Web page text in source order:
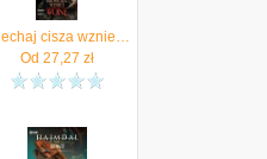
I niechaj cisza wznieci wojnę mp3 Dariusz Domagalski - ebook
Od 27,27 zł